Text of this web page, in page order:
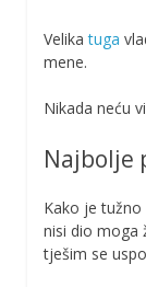
Velikatuga
mene.
Nikada neću
Najbolje
Kako je
nisi dio moga
tješim se